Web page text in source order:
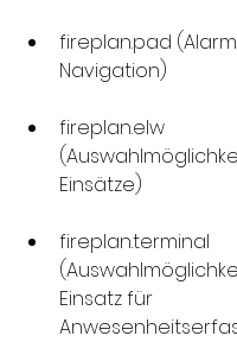
fireplan.pad
Navigation)
fireplan.elw
Einsätze)
fireplan.terminal
Einsatz für